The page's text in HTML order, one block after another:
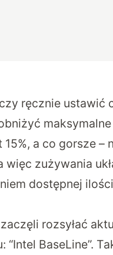
ręcznie ustawić
a co gorsze –
zużywania
dostępnej
rozsyłać
BaseLine”.